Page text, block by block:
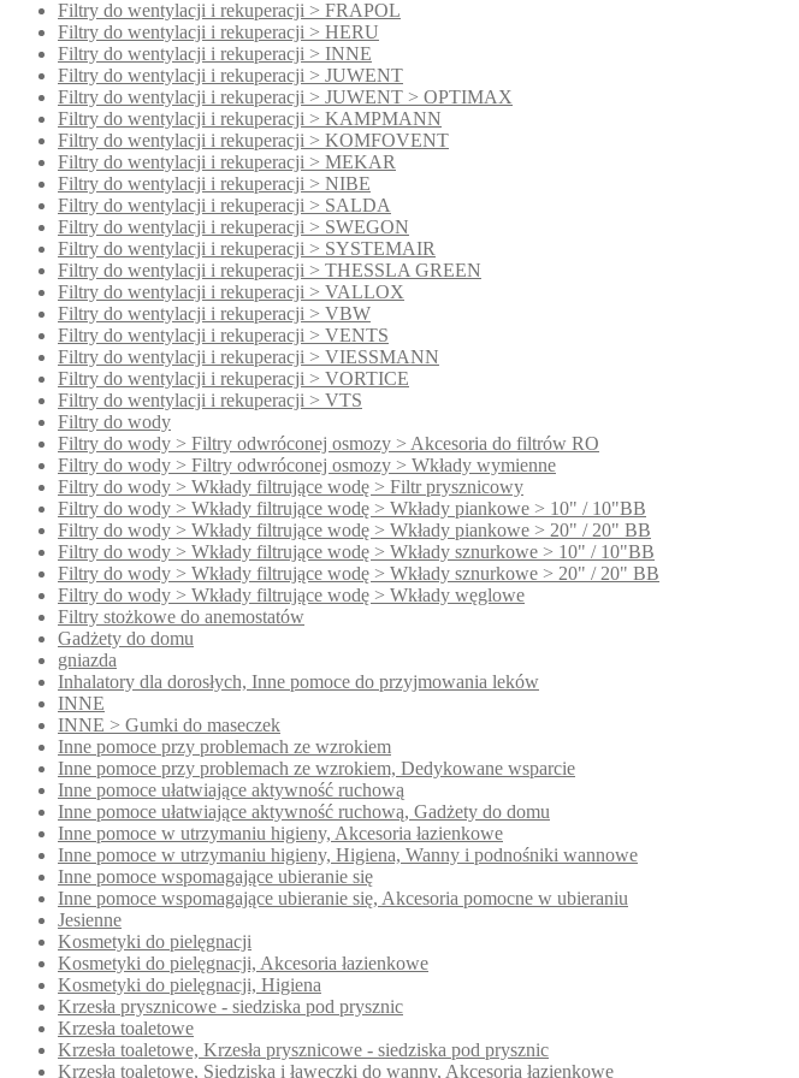
Filtry do wentylacji i rekuperacji > FRAPOL
Filtry do wentylacji i rekuperacji > HERU
Filtry do wentylacji i rekuperacji > INNE
Filtry do wentylacji i rekuperacji > JUWENT
Filtry do wentylacji i rekuperacji > JUWENT > OPTIMAX
Filtry do wentylacji i rekuperacji > KAMPMANN
Filtry do wentylacji i rekuperacji > KOMFOVENT
Filtry do wentylacji i rekuperacji > MEKAR
Filtry do wentylacji i rekuperacji > NIBE
Filtry do wentylacji i rekuperacji > SALDA
Filtry do wentylacji i rekuperacji > SWEGON
Filtry do wentylacji i rekuperacji > SYSTEMAIR
Filtry do wentylacji i rekuperacji > THESSLA GREEN
Filtry do wentylacji i rekuperacji > VALLOX
Filtry do wentylacji i rekuperacji > VBW
Filtry do wentylacji i rekuperacji > VENTS
Filtry do wentylacji i rekuperacji > VIESSMANN
Filtry do wentylacji i rekuperacji > VORTICE
Filtry do wentylacji i rekuperacji > VTS
Filtry do wody
Filtry do wody > Filtry odwróconej osmozy > Akcesoria do filtrów RO
Filtry do wody > Filtry odwróconej osmozy > Wkłady wymienne
Filtry do wody > Wkłady filtrujące wodę > Filtr prysznicowy
Filtry do wody > Wkłady filtrujące wodę > Wkłady piankowe > 10" / 10"BB
Filtry do wody > Wkłady filtrujące wodę > Wkłady piankowe > 20" / 20" BB
Filtry do wody > Wkłady filtrujące wodę > Wkłady sznurkowe > 10" / 10"BB
Filtry do wody > Wkłady filtrujące wodę > Wkłady sznurkowe > 20" / 20" BB
Filtry do wody > Wkłady filtrujące wodę > Wkłady węglowe
Filtry stożkowe do anemostatów
Gadżety do domu
gniazda
Inhalatory dla dorosłych, Inne pomoce do przyjmowania leków
INNE
INNE > Gumki do maseczek
Inne pomoce przy problemach ze wzrokiem
Inne pomoce przy problemach ze wzrokiem, Dedykowane wsparcie
Inne pomoce ułatwiające aktywność ruchową
Inne pomoce ułatwiające aktywność ruchową, Gadżety do domu
Inne pomoce w utrzymaniu higieny, Akcesoria łazienkowe
Inne pomoce w utrzymaniu higieny, Higiena, Wanny i podnośniki wannowe
Inne pomoce wspomagające ubieranie się
Inne pomoce wspomagające ubieranie się, Akcesoria pomocne w ubieraniu
Jesienne
Kosmetyki do pielęgnacji
Kosmetyki do pielęgnacji, Akcesoria łazienkowe
Kosmetyki do pielęgnacji, Higiena
Krzesła prysznicowe - siedziska pod prysznic
Krzesła toaletowe
Krzesła toaletowe, Krzesła prysznicowe - siedziska pod prysznic
Krzesła toaletowe, Siedziska i ławeczki do wanny, Akcesoria łazienkowe